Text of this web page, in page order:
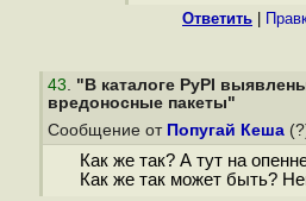
Ответить
43. "В каталоге PyPI
вредоносные пакеты"
Сообщение от Попугай Кеша
Как же так? А тут на
Как же так может быть?